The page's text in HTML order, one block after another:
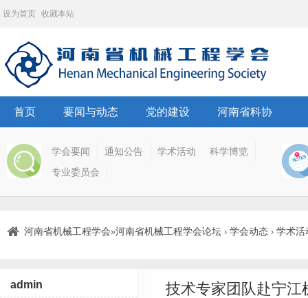
设为首页 收藏本站
首页 要闻与动态 党的建设 河南省科协
学会要闻 通知公告 学术活动
科学博览
专业委员会
河南省机械工程学会»河南省机械工程学会论坛 › 学会动态 › 学术活
admin 技术专家团队赴宁江